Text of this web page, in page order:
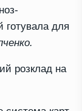
готувала для
розклад на